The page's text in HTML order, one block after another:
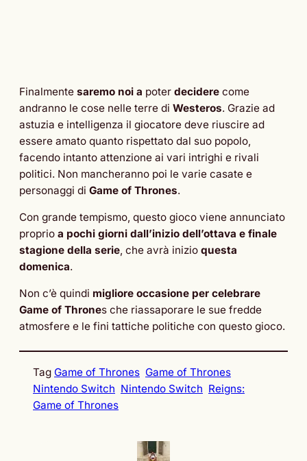
Finalmente saremo noi a poter decidere come
andranno le cose nelle terre di Westeros. Grazie ad
astuzia e intelligenza il giocatore deve riuscire ad
essere amato quanto rispettato dal suo popolo,
facendo intanto attenzione ai vari intrighi e rivali
politici. Non mancheranno poi le varie casate e
personaggi di Game of Thrones.
Con grande tempismo, questo gioco viene annunciato
proprio a pochi giorni dall’inizio dell’ottava e finale
stagione della serie, che avrà inizio questa
domenica.
Non c’è quindi migliore occasione per celebrare
Game of Thrones che riassaporare le sue fredde
atmosfere e le fini tattiche politiche con questo gioco.
Tag Game of Thrones Game of Thrones
Nintendo Switch Nintendo Switch Reigns:
Game of Thrones